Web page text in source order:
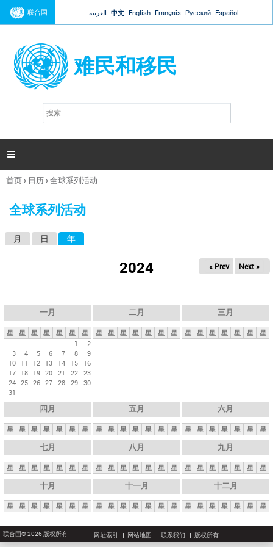
Jump to navigation
联合国 العربية 中文 English Français Русский Español
难民和移民
搜
索

你
这
首页› 日历›全球系列活动
全球系列活动
月 日 年
2024 « Prev Next »
一月
星 星 星 星 星 星
星
1
2
3
4 5 6 7 8
9
10 11 12 13 14 15
16
17 18 19 20 21 22 23
24 25 26 27 28 29 30
31
二月
星 星 星 星 星 星 星
三月
星 星 星 星 星 星 星
四月
星 星 星 星 星 星 星
五月
星 星 星 星 星 星 星
六月
星 星 星 星 星 星 星
七月
星 星 星 星 星 星 星
八月
星 星 星 星 星 星 星
九月
星 星 星 星 星 星 星
十月
星 星 星 星 星 星 星
十一月
星 星 星 星 星 星 星
十二月
星 星 星 星 星 星 星
联合国© 2026 版权所有 网址索引 网站地图 联系我们 版权所有